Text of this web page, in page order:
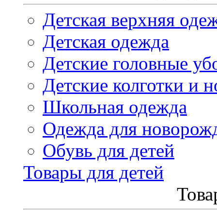
Детская верхняя
Детская одежда
Детские головные
Детские колготки и
Школьная одежда
Одежда для
Обувь для детей
Товары для детей